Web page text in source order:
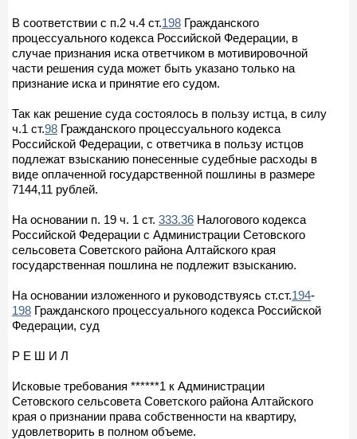
В соответствии с п.2 ч.4 ст.198 Гражданского
процессуального кодекса Российской Федерации, в
случае признания иска ответчиком в мотивировочной
части решения суда может быть указано только на
признание иска и принятие его судом.
Так как решение суда состоялось в пользу истца, в силу
ч.1 ст.98 Гражданского процессуального кодекса
Российской Федерации, с ответчика в пользу истцов
подлежат взысканию понесенные судебные расходы в
виде оплаченной государственной пошлины в размере
7144,11 рублей.
На основании п. 19 ч. 1 ст. 333.36 Налогового кодекса
Российской Федерации с Администрации Сетовского
сельсовета Советского района Алтайского края
государственная пошлина не подлежит взысканию.
На основании изложенного и руководствуясь ст.ст.194-
198 Гражданского процессуального кодекса Российской
Федерации, суд
Р Е Ш И Л
Исковые требования ******1 к Администрации
Сетовского сельсовета Советского района Алтайского
края о признании права собственности на квартиру,
удовлетворить в полном объеме.